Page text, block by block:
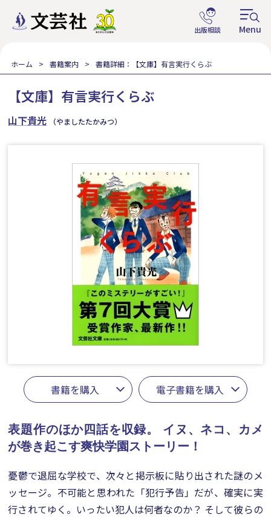
ホーム 書籍案内 書籍詳細：【文庫】有言実行くらぶ
【文庫】有言実行くらぶ
山下貴光 （やましたたかみつ）
書籍を購入 電子書籍を購入
表題作のほか四話を収録。
イヌ、ネコ、カメ
が巻き起こす爽快学園ストーリー！
憂鬱で退屈な学校で、次々と掲示板に貼り出された謎のメ
ッセージ。不可能と思われた「犯行予告」だが、確実に実
行されてゆく。いったい犯人は何者なのか？ そして彼らの